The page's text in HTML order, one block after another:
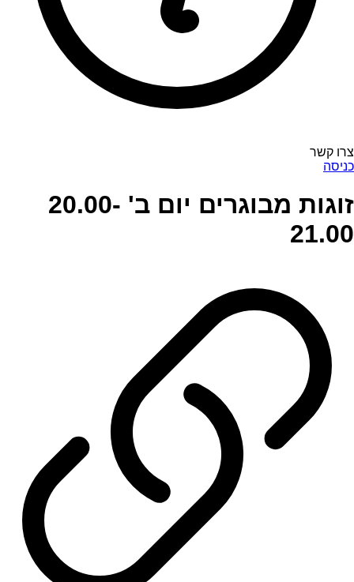
צרו קשר
כניסה
זוגות מבוגרים יום ב' 20.00-
21.00